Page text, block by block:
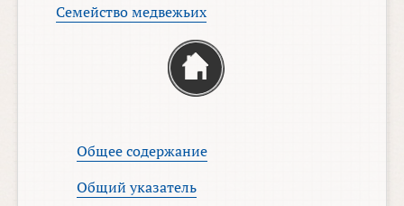
Семейство медвежьих
Общее содержание
Общий указатель